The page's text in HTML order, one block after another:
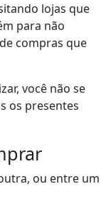
lojas que
para não
compras que
você não se
os presentes
ou entre um